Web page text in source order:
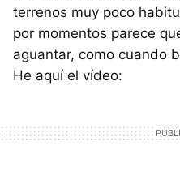
terrenos muy poco
por momentos parece
aguantar, como cuando
He aquí el vídeo: